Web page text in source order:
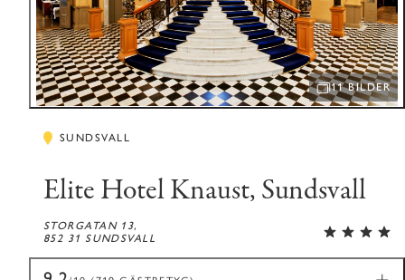
ÖPPNA
11 BILDER
SUNDSVALL
Elite Hotel Knaust, Sundsvall
STORGATAN 13,
852 31 SUNDSVALL